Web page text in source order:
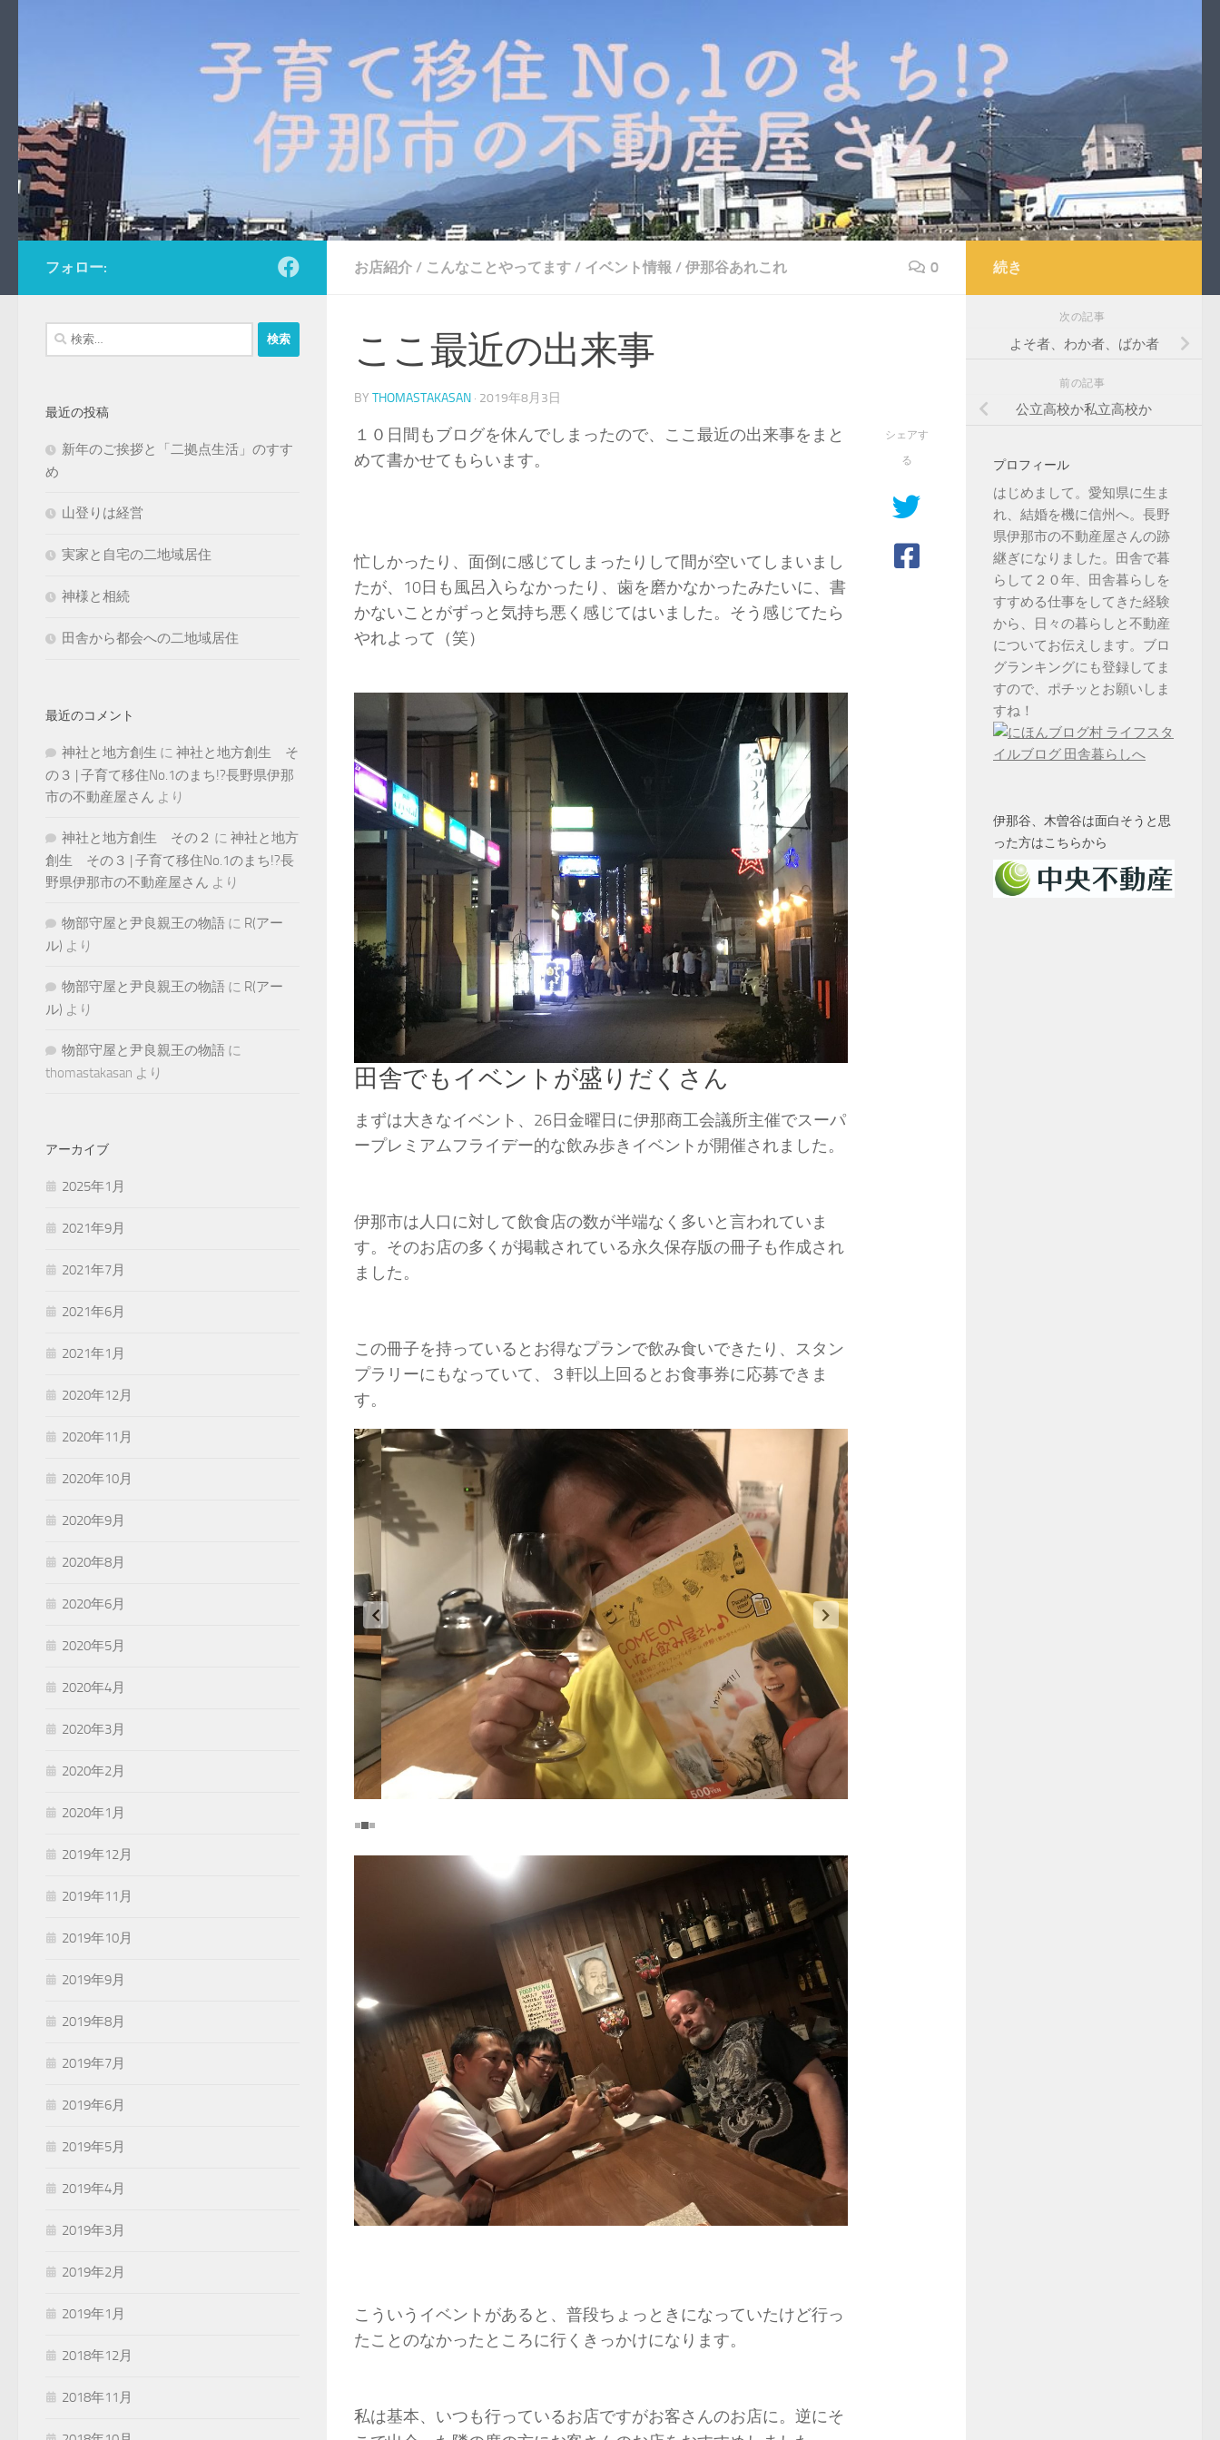
お店紹介 / こんなことやってます / イベント情報 / 伊那谷あれこれ 0
ここ最近の出来事
BY THOMASTAKASAN · 2019年8月3日
１０日間もブログを休んでしまったので、ここ最近の出来事をまと
めて書かせてもらいます。
忙しかったり、面倒に感じてしまったりして間が空いてしまいまし
たが、10日も風呂入らなかったり、歯を磨かなかったみたいに、書
かないことがずっと気持ち悪く感じてはいました。そう感じてたら
やれよって（笑）
田舎でもイベントが盛りだくさん
まずは大きなイベント、26日金曜日に伊那商工会議所主催でスーパ
ープレミアムフライデー的な飲み歩きイベントが開催されました。
伊那市は人口に対して飲食店の数が半端なく多いと言われていま
す。そのお店の多くが掲載されている永久保存版の冊子も作成され
ました。
この冊子を持っているとお得なプランで飲み食いできたり、スタン
プラリーにもなっていて、３軒以上回るとお食事券に応募できま
す。
こういうイベントがあると、普段ちょっときになっていたけど行っ
たことのなかったところに行くきっかけになります。
私は基本、いつも行っているお店ですがお客さんのお店に。逆にそ
シェアす
る
フォロー:
検
索:
最近の投稿
新年のご挨拶と「二拠点生活」のすす
め
山登りは経営
実家と自宅の二地域居住
神様と相続
田舎から都会への二地域居住
最近のコメント
神社と地方創生 に 神社と地方創生 そ
の３ | 子育て移住No.1のまち!?長野県伊那
市の不動産屋さん より
神社と地方創生 その２ に 神社と地方
創生 その３ | 子育て移住No.1のまち!?長
野県伊那市の不動産屋さん より
物部守屋と尹良親王の物語 に R(アー
ル) より
物部守屋と尹良親王の物語 に R(アー
ル) より
物部守屋と尹良親王の物語 に
thomastakasan より
アーカイブ
2025年1月
2021年9月
2021年7月
2021年6月
2021年1月
2020年12月
2020年11月
2020年10月
2020年9月
2020年8月
2020年6月
2020年5月
2020年4月
2020年3月
2020年2月
2020年1月
2019年12月
2019年11月
2019年10月
2019年9月
2019年8月
2019年7月
2019年6月
2019年5月
2019年4月
2019年3月
2019年2月
2019年1月
2018年12月
2018年11月
続き
次の記事
よそ者、わか者、ばか者
前の記事
公立高校か私立高校か
プロフィール
はじめまして。愛知県に生ま
れ、結婚を機に信州へ。長野
県伊那市の不動産屋さんの跡
継ぎになりました。田舎で暮
らして２０年、田舎暮らしを
すすめる仕事をしてきた経験
から、日々の暮らしと不動産
についてお伝えします。ブロ
グランキングにも登録してま
すので、ポチッとお願いしま
すね！
伊那谷、木曽谷は面白そうと思
った方はこちらから